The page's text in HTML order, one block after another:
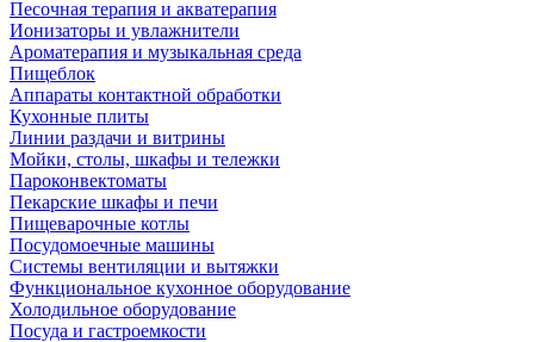
Песочная терапия и акватерапия
Ионизаторы и увлажнители
Ароматерапия и музыкальная среда
Пищеблок
Аппараты контактной обработки
Кухонные плиты
Линии раздачи и витрины
Мойки, столы, шкафы и тележки
Пароконвектоматы
Пекарские шкафы и печи
Пищеварочные котлы
Посудомоечные машины
Системы вентиляции и вытяжки
Функциональное кухонное оборудование
Холодильное оборудование
Посуда и гастроемкости